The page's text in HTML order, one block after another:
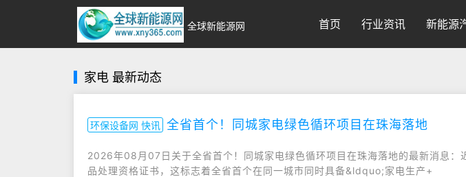
全球新能源网 首页 行业资讯 新能源
家电 最新动态
环保设备网 快讯 全省首个！同城家电绿色循环项目在珠海落地
2026年08月07日关于全省首个！同城家电绿色循环项目在珠海落地的最新消息
品处理资格证书，这标志着全省首个在同一城市同时具备&ldquo;家电生产+